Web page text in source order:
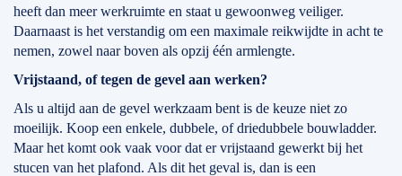
heeft dan meer werkruimte en staat u gewoonweg veiliger.
Daarnaast is het verstandig om een maximale reikwijdte in acht te
nemen, zowel naar boven als opzij één armlengte.
Vrijstaand, of tegen de gevel aan werken?
Als u altijd aan de gevel werkzaam bent is de keuze niet zo
moeilijk. Koop een enkele, dubbele, of driedubbele bouwladder.
Maar het komt ook vaak voor dat er vrijstaand gewerkt bij het
stucen van het plafond. Als dit het geval is, dan is een